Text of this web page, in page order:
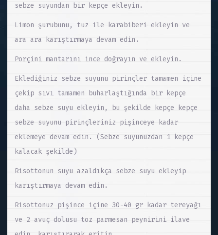
sebze suyundan bir kepçe ekleyin.
Limon şurubunu, tuz ile karabiberi ekleyin ve
ara ara karıştırmaya devam edin.
Porçini mantarını ince doğrayın ve ekleyin.
Eklediğiniz sebze suyunu pirinçler tamamen içine
çekip sıvı tamamen buharlaştığında bir kepçe
daha sebze suyu ekleyin, bu şekilde kepçe kepçe
sebze suyunu pirinçleriniz pişinceye kadar
eklemeye devam edin. (Sebze suyunuzdan 1 kepçe
kalacak şekilde)
Risottonun suyu azaldıkça sebze suyu ekleyip
karıştırmaya devam edin.
Risottonuz pişince içine 30-40 gr kadar tereyağı
ve 2 avuç dolusu toz parmesan peynirini ilave